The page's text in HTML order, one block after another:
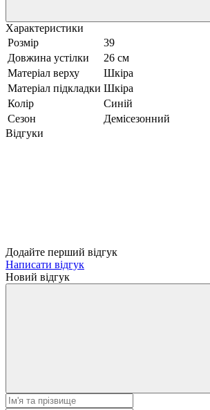
Характеристики
Розмір
39
Довжина устілки
26 см
Матеріал верху
Шкіра
Матеріал підкладки Шкіра
Колір
Синій
Сезон
Демісезонний
Відгуки
Додайте перший відгук
Написати відгук
Новий відгук